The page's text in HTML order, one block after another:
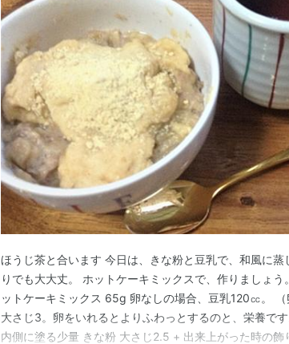
ほうじ茶と合います 今日は、きな粉と豆乳で、和風に
りでも大大丈。 ホットケーキミックスで、作りましょ
ットケーキミックス 65g 卵なしの場合、豆乳120㏄。
大さじ3。卵をいれるとよりふわっとするのと、栄養で
内側に塗る少量 きな粉 大さじ2.5 + 出来上がった時の飾